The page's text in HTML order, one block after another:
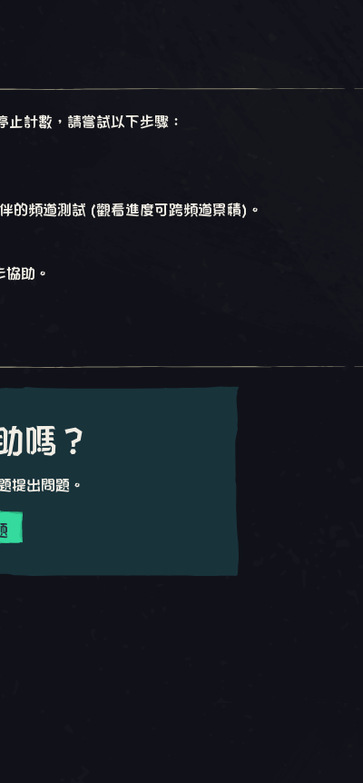
計數，請嘗試以下步驟：
的頻道測試 (觀看進度可跨頻道累積)。
協助。
嗎？
提出問題。